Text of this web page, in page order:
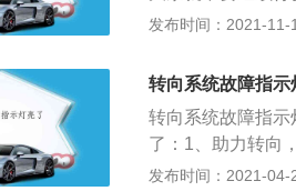
惕，以免发生不可
制动总泵，制动
之后，可以看到
是真空助力泵。
小油壶，这个油
液是平时很多车
制动力下降制动
发布时间：2021-11-
转向系统故障指
转向系统故障指
了：1、助力转向
员降低方向盘的
发布时间：2021-04-